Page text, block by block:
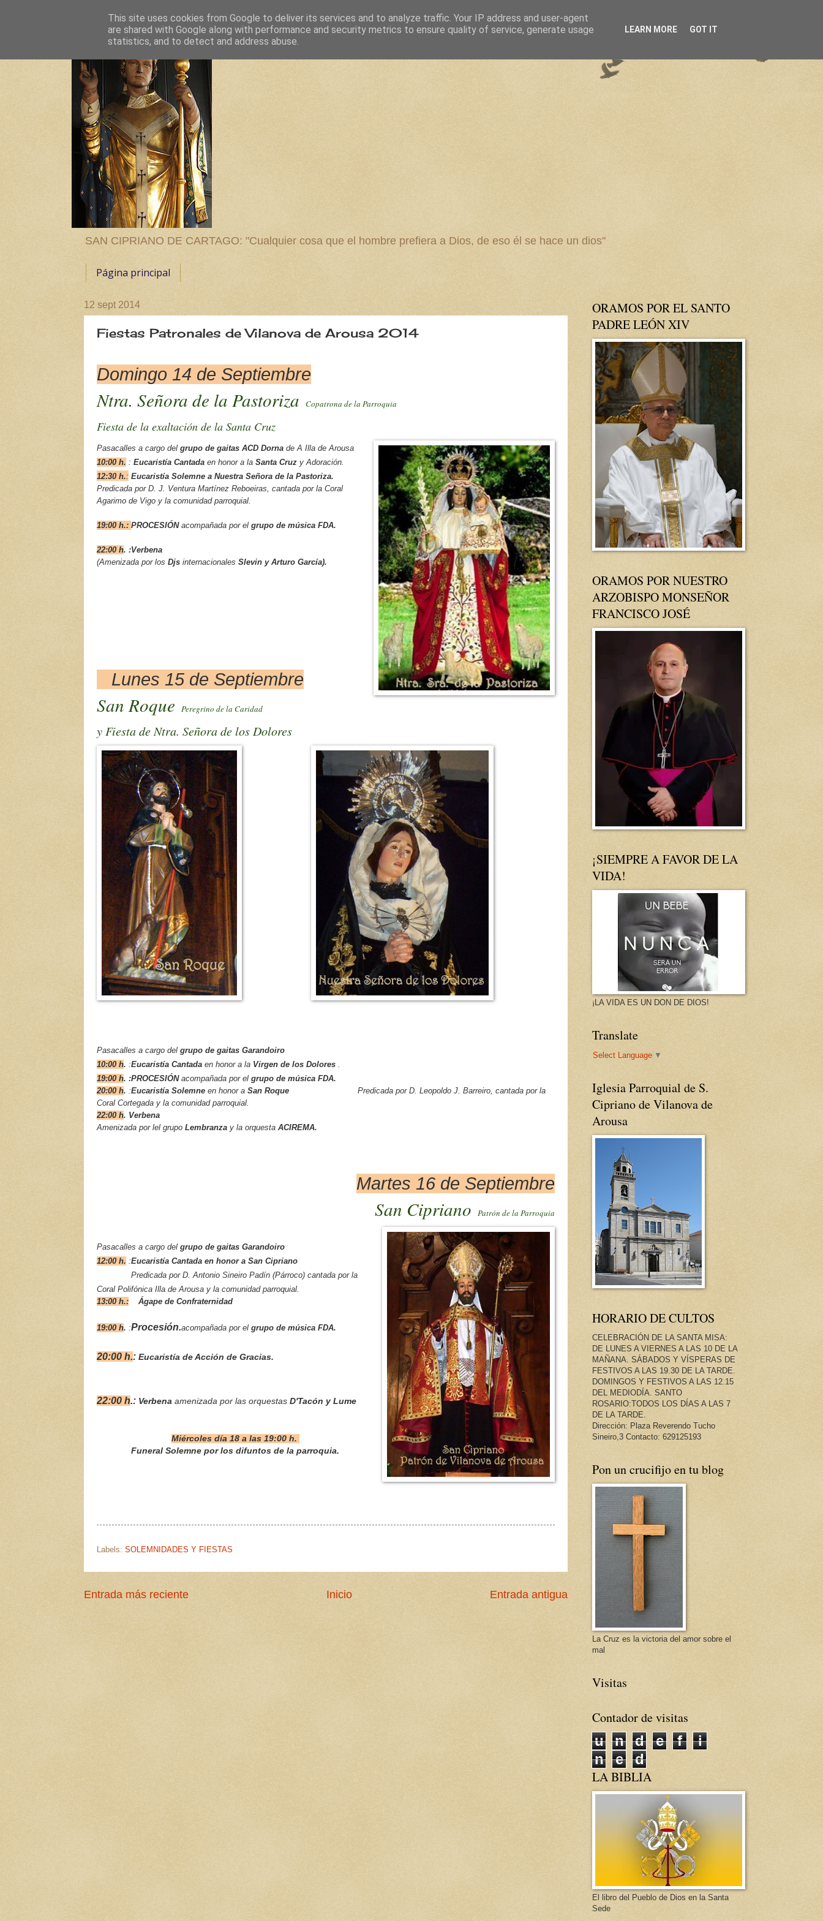
SAN CIPRIANO DE CARTAGO: "Cualquier cosa que el hombre prefiera a Dios, de eso él se hace un dios"
Página principal
12 sept 2014
Fiestas Patronales de Vilanova de Arousa 2014
Domingo 14 de Septiembre
Ntra. Señora de la Pastoriza Copatrona de la Parroquia
Fiesta de la exaltación de la Santa Cruz
Pasacalles a cargo del grupo de gaitas ACD Dorna de A Illa de Arousa
10:00 h. : Eucaristía Cantada en honor a la Santa Cruz y Adoración.
12:30 h.: Eucaristía Solemne a Nuestra Señora de la Pastoriza.
Predicada por D. J. Ventura Martínez Reboeiras, cantada por la Coral
Agarimo de Vigo y la comunidad parroquial.
19:00 h.: PROCESIÓN acompañada por el grupo de música FDA.
22:00 h. :Verbena
(Amenizada por los Djs internacionales Slevin y Arturo García).
Lunes 15 de Septiembre
San Roque Peregrino de la Caridad
y Fiesta de Ntra. Señora de los Dolores
Pasacalles a cargo del grupo de gaitas Garandoiro
10:00 h. :Eucaristía Cantada en honor a la Virgen de los Dolores
19:00 h. :PROCESIÓN acompañada por el grupo de música FDA.
20:00 h. :Eucaristía Solemne en honor a San Roque
Predicada por D. Leopoldo J. Barreiro, cantada por la
Coral Cortegada y la comunidad parroquial.
22:00 h. Verbena
Amenizada por lel grupo Lembranza y la orquesta ACIREMA.
Martes 16 de Septiembre
San Cipriano Patrón de la Parroquia
Pasacalles a cargo del grupo de gaitas Garandoiro
12:00 h. :Eucaristía Cantada en honor a San Cipriano
Predicada por D. Antonio Sineiro Padín (Párroco) cantada por la
Coral Polifónica Illa de Arousa y la comunidad parroquial.
13:00 h.:
Ágape de Confraternidad
19:00 h. :Procesión.acompañada por el grupo de música FDA.
20:00 h.: Eucaristía de Acción de Gracias.
22:00 h.: Verbena amenizada por las orquestas D'Tacón y Lume
Miércoles día 18 a las 19:00 h.
Funeral Solemne por los difuntos de la parroquia.
Labels: SOLEMNIDADES Y FIESTAS
Entrada más reciente Entrada antigua
Inicio
ORAMOS POR EL SANTO
PADRE LEÓN XIV
ORAMOS POR NUESTRO
ARZOBISPO MONSEÑOR
FRANCISCO JOSÉ
¡SIEMPRE A FAVOR DE LA
VIDA!
¡LA VIDA ES UN DON DE DIOS!
Translate
Select Language ▼
Iglesia Parroquial de S.
Cipriano de Vilanova de
Arousa
HORARIO DE CULTOS
CELEBRACIÓN DE LA SANTA MISA:
DE LUNES A VIERNES A LAS 10 DE LA
MAÑANA. SÁBADOS Y VÍSPERAS DE
FESTIVOS A LAS 19.30 DE LA TARDE.
DOMINGOS Y FESTIVOS A LAS 12.15
DEL MEDIODÍA. SANTO
ROSARIO:TODOS LOS DÍAS A LAS 7
DE LA TARDE.
Dirección: Plaza Reverendo Tucho
Sineiro,3 Contacto: 629125193
Pon un crucifijo en tu blog
La Cruz es la victoria del amor sobre el
mal
Visitas
Contador de visitas
u
n d e f
i
n
e
d
LA BIBLIA
El libro del Pueblo de Dios en la Santa
Sede
This site uses cookies from Google to deliver its services and to analyze traffic. Your IP address and user-agent
are shared with Google along with performance and security metrics to ensure quality of service, generate usage
statistics, and to detect and address abuse.
LEARN MORE GOT IT